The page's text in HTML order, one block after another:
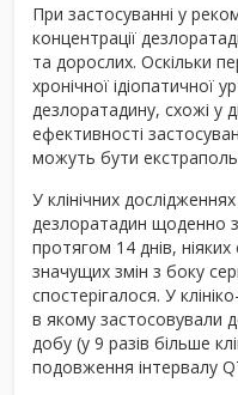
При застосуванні у
концентрації
та дорослих. Оскільки
хронічної ідіопатичної
дезлоратадину, схожі у
ефективності
можуть бути
У клінічних
дезлоратадин щоденно
протягом 14 днів,
значущих змін з боку
спостерігалося. У
в якому застосовували
добу (у 9 разів більше
подовження інтервалу